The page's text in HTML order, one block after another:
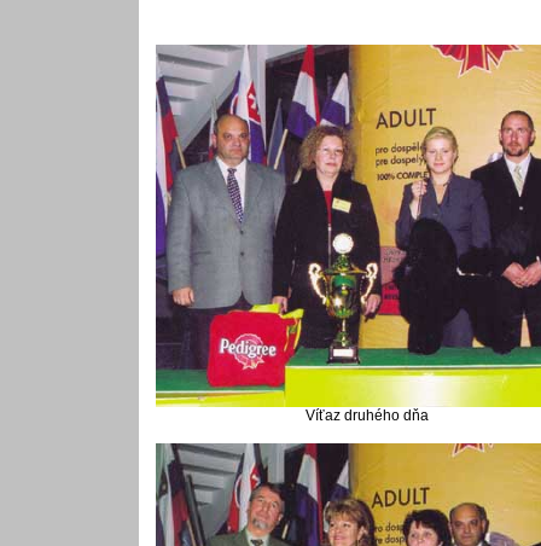
Víťaz druhého dňa